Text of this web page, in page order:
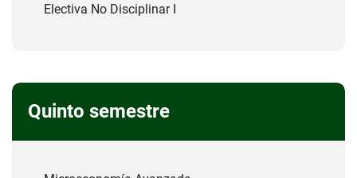
Electiva No Disciplinar I
Quinto semestre